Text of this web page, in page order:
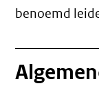
benoemd